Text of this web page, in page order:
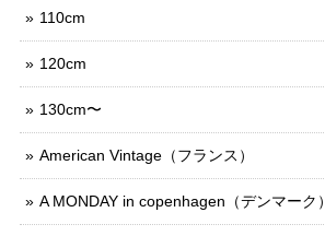
110cm
120cm
130cm〜
American Vintage（フランス）
A MONDAY in copenhagen（デンマーク）